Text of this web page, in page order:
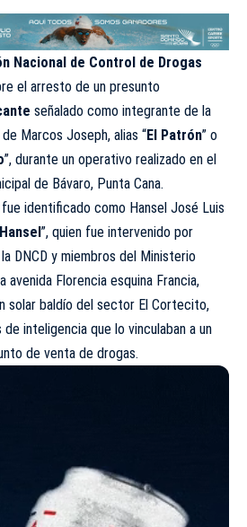
Nacional de Control de Drogas
el arresto de un presunto
señalado como integrante de la
Marcos Joseph, alias “El Patrón” o
”, durante un operativo realizado en el
de Bávaro, Punta Cana.
identificado como Hansel José Luis
Hansel”, quien fue intervenido por
DNCD y miembros del Ministerio
avenida Florencia esquina Francia,
solar baldío del sector El Cortecito,
inteligencia que lo vinculaban a un
de venta de drogas.